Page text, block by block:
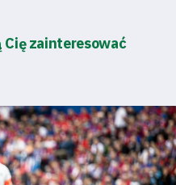
Cię zainteresować